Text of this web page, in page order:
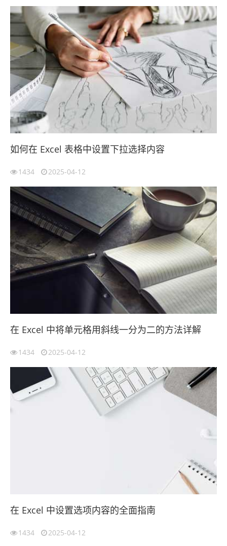
如何在 Excel 表格中设置下拉选择内容
1434 2025-04-12
在 Excel 中将单元格用斜线一分为二的方法详解
1434 2025-04-12
在 Excel 中设置选项内容的全面指南
1434 2025-04-12